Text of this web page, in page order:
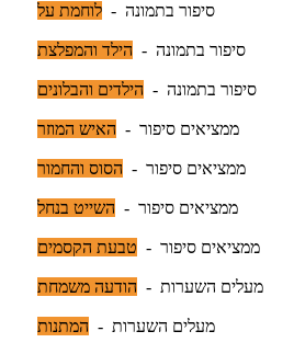
סיפור בתמונה - לוחמת על
סיפור בתמונה - הילד והמפלצת
סיפור בתמונה - הילדים והבלונים
ממציאים סיפור - האיש המוזר
ממציאים סיפור - הסוס והחמור
ממציאים סיפור - השייט בנחל
ממציאים סיפור - טבעת הקסמים
מעלים השערות - הודעה משמחת
מעלים השערות - המתנות